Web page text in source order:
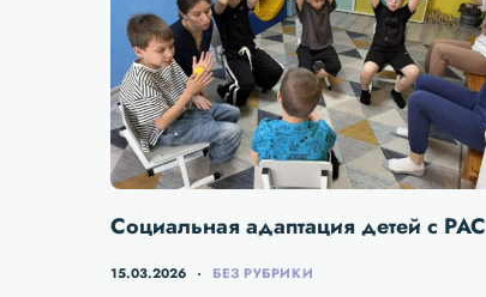
Социальная адаптация детей с РАС
15.03.2026 БЕЗ РУБРИКИ